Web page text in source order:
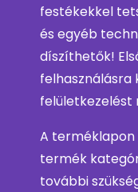
festékekkel
és egyéb
díszíthetők!
felületkezelést
A terméklapon
termék
további